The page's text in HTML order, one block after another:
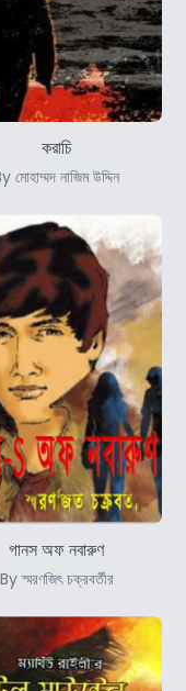
করাচি
মোহাম্মদ নাজিম উদ্দিন
গানস অফ নবারুণ
By স্মরণজিৎ চক্রবর্তীর